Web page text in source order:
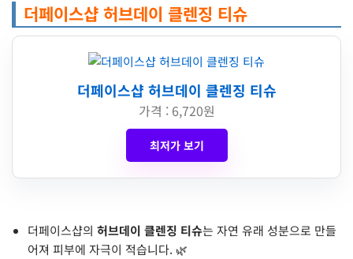
더페이스샵 허브데이 클렌징 티슈
더페이스샵 허브데이 클렌징 티슈
가격 : 6,720원
최저가 보기
더페이스샵의 허브데이 클렌징 티슈는 자연 유래 성분으로 만들
어져 피부에 자극이 적습니다. 🌿